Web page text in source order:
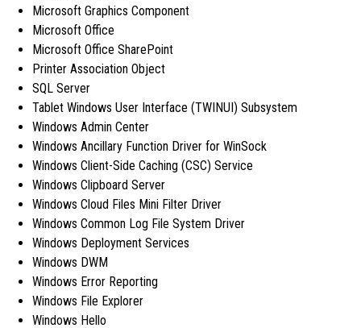
Microsoft Graphics Component
Microsoft Office
Microsoft Office SharePoint
Printer Association Object
SQL Server
Tablet Windows User Interface (TWINUI) Subsystem
Windows Admin Center
Windows Ancillary Function Driver for WinSock
Windows Client-Side Caching (CSC) Service
Windows Clipboard Server
Windows Cloud Files Mini Filter Driver
Windows Common Log File System Driver
Windows Deployment Services
Windows DWM
Windows Error Reporting
Windows File Explorer
Windows Hello